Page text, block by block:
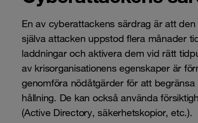
En av cyberattackens särdrag är att
själva attacken uppstod flera månader
laddningar och aktivera dem vid rätt
av krisorganisationens egenskaper är
genomföra nödåtgärder för att
hållning. De kan också använda
(Active Directory, säkerhetskopior, etc.).